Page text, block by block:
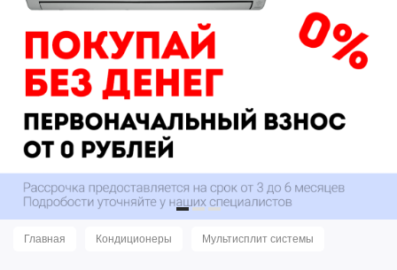
Главная Кондиционеры Мультисплит системы